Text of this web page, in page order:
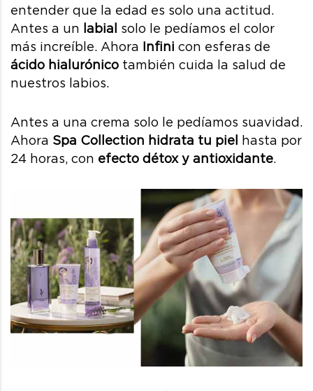
entender que la edad es solo una actitud.
Antes a un labial solo le pedíamos el color
más increíble. Ahora Infini con esferas de
ácido hialurónico también cuida la salud de
nuestros labios.
Antes a una crema solo le pedíamos suavidad.
Ahora Spa Collection hidrata tu piel
hasta por
24 horas, con efecto détox y antioxidante.